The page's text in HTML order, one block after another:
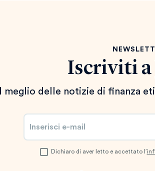
Iscriviti a
Il meglio delle notizie di finanza
Dichiaro di aver letto e accettato l’